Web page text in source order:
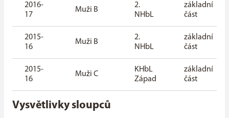
2016-
17
Muži B
2.
NHbL
základní
část
2015-
16
Muži B
2.
NHbL
základní
část
2015-
16
Muži C
KHbL
Západ
základní
část
Vysvětlivky sloupců